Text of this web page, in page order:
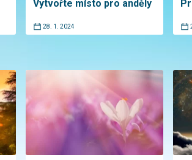
Vytvořte místo pro anděly
28. 1. 2024